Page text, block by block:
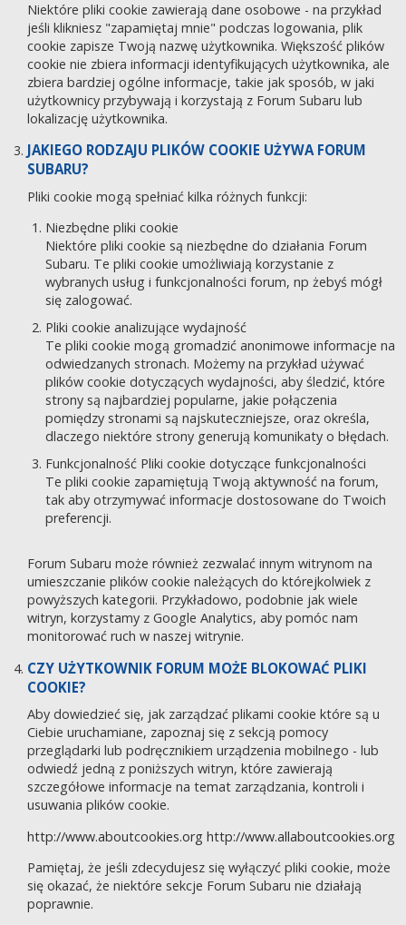
Niektóre pliki cookie zawierają dane osobowe - na przykład
jeśli klikniesz "zapamiętaj mnie" podczas logowania, plik
cookie zapisze Twoją nazwę użytkownika. Większość plików
cookie nie zbiera informacji identyfikujących użytkownika, ale
zbiera bardziej ogólne informacje, takie jak sposób, w jaki
użytkownicy przybywają i korzystają z Forum Subaru lub
lokalizację użytkownika.
JAKIEGO RODZAJU PLIKÓW COOKIE UŻYWA FORUM
SUBARU?
Pliki cookie mogą spełniać kilka różnych funkcji:
Niezbędne pliki cookie
Niektóre pliki cookie są niezbędne do działania Forum
Subaru. Te pliki cookie umożliwiają korzystanie z
wybranych usług i funkcjonalności forum, np żebyś mógł
się zalogować.
Pliki cookie analizujące wydajność
Te pliki cookie mogą gromadzić anonimowe informacje na
odwiedzanych stronach. Możemy na przykład używać
plików cookie dotyczących wydajności, aby śledzić, które
strony są najbardziej popularne, jakie połączenia
pomiędzy stronami są najskuteczniejsze, oraz określa,
dlaczego niektóre strony generują komunikaty o błędach.
Funkcjonalność Pliki cookie dotyczące funkcjonalności
Te pliki cookie zapamiętują Twoją aktywność na forum,
tak aby otrzymywać informacje dostosowane do Twoich
preferencji.
Forum Subaru może również zezwalać innym witrynom na
umieszczanie plików cookie należących do którejkolwiek z
powyższych kategorii. Przykładowo, podobnie jak wiele
witryn, korzystamy z Google Analytics, aby pomóc nam
monitorować ruch w naszej witrynie.
CZY UŻYTKOWNIK FORUM MOŻE BLOKOWAĆ PLIKI
COOKIE?
Aby dowiedzieć się, jak zarządzać plikami cookie które są u
Ciebie uruchamiane, zapoznaj się z sekcją pomocy
przeglądarki lub podręcznikiem urządzenia mobilnego - lub
odwiedź jedną z poniższych witryn, które zawierają
szczegółowe informacje na temat zarządzania, kontroli i
usuwania plików cookie.
http://www.aboutcookies.org http://www.allaboutcookies.org
Pamiętaj, że jeśli zdecydujesz się wyłączyć pliki cookie, może
się okazać, że niektóre sekcje Forum Subaru nie działają
poprawnie.